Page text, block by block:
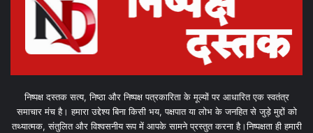
निष्पक्ष दस्तक सत्य, निष्ठा और निष्पक्ष पत्रकारिता के मूल्यों पर आधारित एक स्वतंत्र
समाचार मंच है। हमारा उद्देश्य बिना किसी भय, पक्षपात या लोभ के जनहित से जुड़े मुद्दों को
तथ्यात्मक, संतुलित और विश्वसनीय रूप में आपके सामने प्रस्तुत करना है।निष्पक्षता ही हमारी